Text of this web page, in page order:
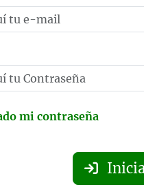
mi contraseña